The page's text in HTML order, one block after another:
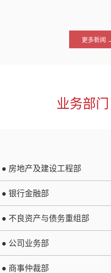
更多新闻
业务部门
● 房地产及建设工程部
● 银行金融部
● 不良资产与债务重组部
● 公司业务部
● 商事仲裁部